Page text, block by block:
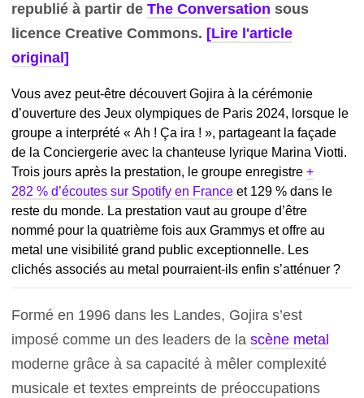
republié à partir deThe Conversation sous
licence Creative Commons. [Lire l'article
original]
Vous avez peut-être découvert Gojira à la cérémonie
d’ouverture des Jeux olympiques de Paris 2024, lorsque le
groupe a interprété « Ah ! Ça ira ! », partageant la façade
de la Conciergerie avec la chanteuse lyrique Marina Viotti.
Trois jours après la prestation, le groupe enregistre+
282 % d’écoutes sur Spotify en France et 129 % dans le
reste du monde. La prestation vaut au groupe d’être
nommé pour la quatrième fois aux Grammys et offre au
metal une visibilité grand public exceptionnelle. Les
clichés associés au metal pourraient-ils enfin s’atténuer ?
Formé en 1996 dans les Landes, Gojira s’est
imposé comme un des leaders de lascène metal
moderne grâce à sa capacité à mêler complexité
musicale et textes empreints de préoccupations